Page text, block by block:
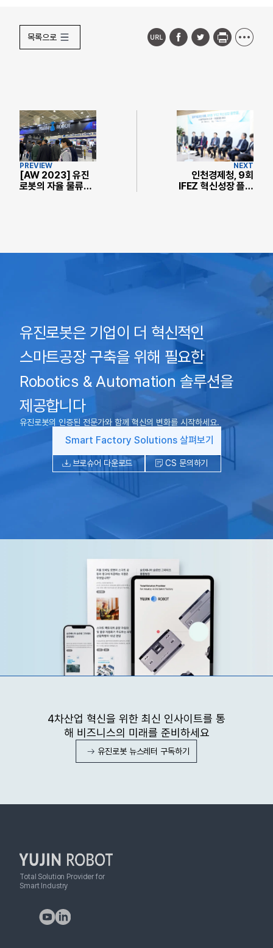
목록으로
[AW 2023] 유진
로봇의 자율 물류배
PREVIEW
인천경제청, 9회
IFEZ 혁신성장 플랫
NEXT
유진로봇은 기업이 더 혁신적인
스마트공장 구축을 위해 필요한
Robotics & Automation 솔루션을
제공합니다
유진로봇의 인증된 전문가와 함께 혁신의 변화를 시작하세요.
Smart Factory Solutions 살펴보기
브로슈어 다운로드 CS 문의하기
4차산업 혁신을 위한 최신 인사이트를 통
해 비즈니스의 미래를 준비하세요
유진로봇 뉴스레터 구독하기
Total Solution Provider for
Smart Industry